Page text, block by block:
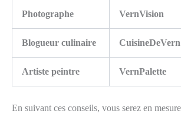
Photographe VernVision
Blogueur culinaire CuisineDeVern
Artiste peintre VernPalette
En suivant ces conseils, vous serez en